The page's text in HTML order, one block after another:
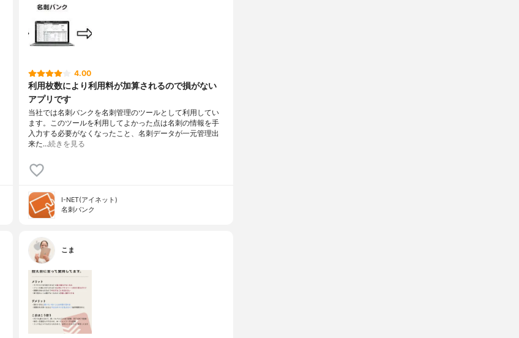
4.00
利用枚数により利用料が加算されるので損がない
アプリです
当社では名刺バンクを名刺管理のツールとして利用してい
ます。このツールを利用してよかった点は名刺の情報を手
入力する必要がなくなったこと、名刺データが一元管理出
来た…続きを見る
I-NET(アイネット)
名刺バンク
こま